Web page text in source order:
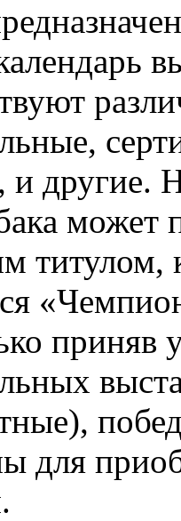
и другие.
может
приняв
для